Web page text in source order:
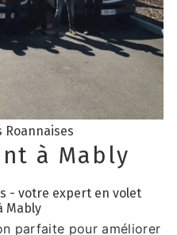
Roannaises
à Mably
- votre expert en volet
Mably
parfaite pour améliorer